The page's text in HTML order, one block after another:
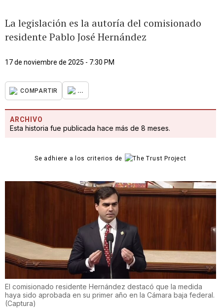
La legislación es la autoría del comisionado
residente Pablo José Hernández
17 de noviembre de 2025 - 7:30 PM
COMPARTIR ...
ARCHIVO
Esta historia fue publicada hace más de 8 meses.
Se adhiere a los criterios de
El comisionado residente Hernández destacó que la medida
haya sido aprobada en su primer año en la Cámara baja federal.
(Captura)